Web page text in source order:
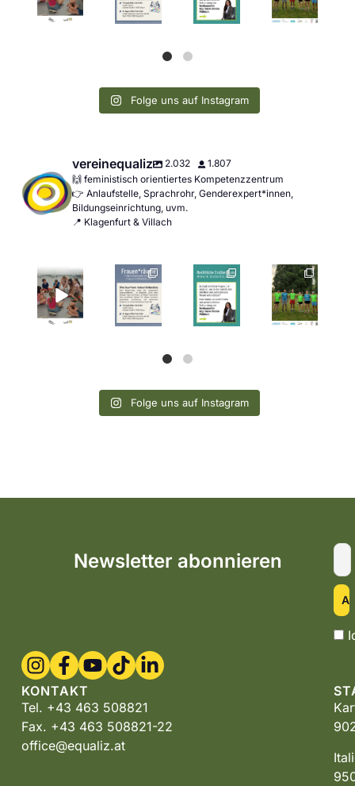
Folge uns auf Instagram
vereinequaliz 2.032
1.807
🙌 feministisch orientiertes Kompetenzzentrum
👉 Anlaufstelle, Sprachrohr, Genderexpert*innen,
Bildungseinrichtung, uvm.
📍 Klagenfurt & Villach
Folge uns auf Instagram
Newsletter abonnieren
KONTAKT
Tel. +43 463 508821
Fax. +43 463 508821-22
office@equaliz.at